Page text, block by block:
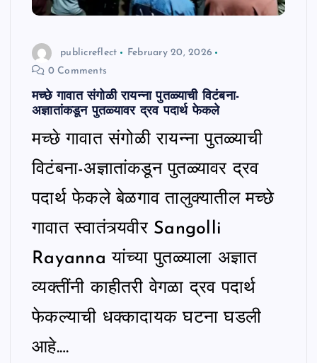
publicreflect
February 20, 2026
0 Comments
मच्छे गावात संगोळी रायन्ना पुतळ्याची विटंबना-
अज्ञातांकडून पुतळ्यावर द्रव पदार्थ फेकले
मच्छे गावात संगोळी रायन्ना पुतळ्याची
विटंबना-अज्ञातांकडून पुतळ्यावर द्रव
पदार्थ फेकले बेळगाव तालुक्यातील मच्छे
गावात स्वातंत्र्यवीर Sangolli
Rayanna यांच्या पुतळ्याला अज्ञात
व्यक्तींनी काहीतरी वेगळा द्रव पदार्थ
फेकल्याची धक्कादायक घटना घडली
आहे.…